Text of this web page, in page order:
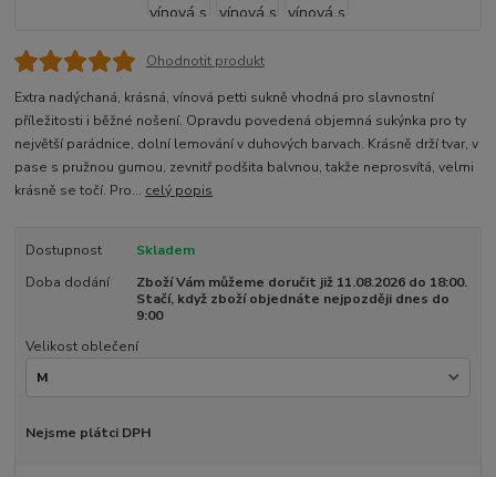
Ohodnotit produkt
Extra nadýchaná, krásná, vínová petti sukně vhodná pro slavnostní
příležitosti i běžné nošení. Opravdu povedená objemná sukýnka pro ty
největší parádnice, dolní lemování v duhových barvach. Krásně drží tvar, v
pase s pružnou gumou, zevnitř podšita balvnou, takže neprosvítá, velmi
krásně se točí. Pro... celý popis
Dostupnost
Skladem
Doba dodání
Zboží Vám můžeme doručit již 11.08.2026 do 18:00.
Stačí, když zboží objednáte nejpozději dnes do
9:00
Velikost oblečení
Nejsme plátci DPH